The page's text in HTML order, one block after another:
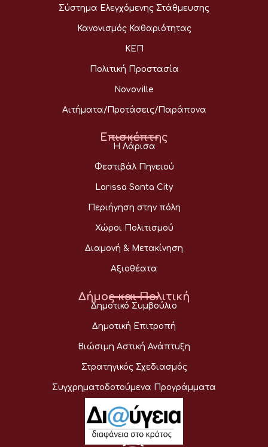
Σύστημα Ελεγχόμενης Στάθμευσης
Κανονισμός Καθαριότητας
ΚΕΠ
Πολιτική Προστασία
Novoville
Αιτήματα/Προτάσεις/Παράπονα
Επισκέπτης
Η Λάρισα
Φεστιβάλ Πηνειού
Larissa Santa City
Περιήγηση στην πόλη
Χώροι Πολιτισμού
Διαμονή & Μετακίνηση
Αξιοθέατα
Δήμος και Πολιτική
Δημοτικό Συμβούλιο
Δημοτική Επιτροπή
Βιώσιμη Αστική Ανάπτυξη
Στρατηγικός Σχεδιασμός
Συγχρηματοδοτούμενα Προγράμματα